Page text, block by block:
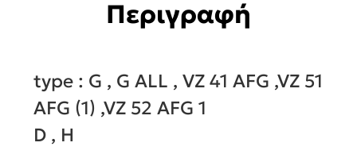
Περιγραφή
type : G , G ALL , VZ 41 AFG ,VZ 51
AFG (1) ,VZ 52 AFG 1
D , H